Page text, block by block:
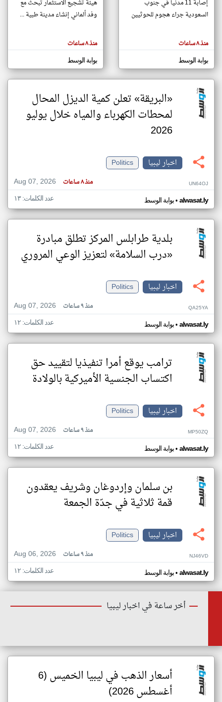
مصادر الأخبار من ليبيا
اخبار ليبيا على مدار الساعة
أهم اخبار ليبيا العاجلة والمباشرة
المقالات
هنا عن
وجهة
كاتبيها.
إصابة 11 مدنيا في جنوب
السعودية جراء هجوم للحوثيين
منذ ٨ ساعات
بوابة الوسط
هيئة تشجيع الاستثمار تبحث مع
وفد ألماني إنشاء مدينة طبية ...
منذ ٨ ساعات
بوابة الوسط
«البريقة» تعلن كمية الديزل المحال
لمحطات الكهرباء والمياه خلال يوليو
2026
اخبار ليبيا
Politics
Aug 07, 2026
منذ ٨ ساعات UN64OJ
بوابة الوسط• alwasat.ly عدد الكلمات: ١٣
بلدية طرابلس المركز تطلق مبادرة
«درب السلامة» لتعزيز الوعي المروري
اخبار ليبيا
Politics
Aug 07, 2026
منذ ٩ ساعات QA25YA
بوابة الوسط• alwasat.ly عدد الكلمات: ١٢
ترامب يوقع أمرا تنفيذيا لتقييد حق
اكتساب الجنسية الأميركية بالولادة
اخبار ليبيا
Politics
Aug 07, 2026
منذ ٩ ساعات MP50ZQ
بوابة الوسط• alwasat.ly عدد الكلمات: ١٢
بن سلمان وإردوغان وشريف يعقدون
قمة ثلاثية في جدّة الجمعة
اخبار ليبيا
Politics
Aug 06, 2026
منذ ٩ ساعات NJ46VD
بوابة الوسط• alwasat.ly عدد الكلمات: ١٢
أخر ساعة في اخبار ليبيا
أسعار الذهب في ليبيا الخميس (6
أغسطس 2026)
klyoum.com